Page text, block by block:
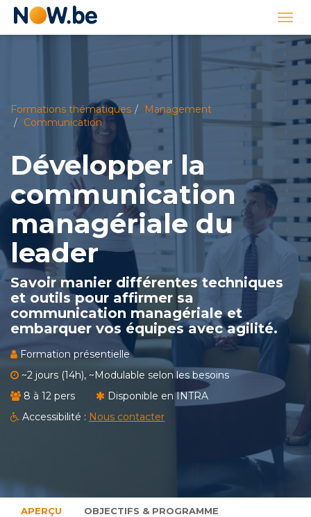
Lien
Formations thématiques
Management
Communication
Développer la
communication
managériale du
leader
Savoir manier différentes techniques
et outils pour affirmer sa
communication managériale et
embarquer vos équipes avec agilité.
Formation présentielle
~2 jours (14h), ~Modulable selon les besoins
8 à 12 pers
Disponible en INTRA
Accessibilité : Nous contacter
APERÇU OBJECTIFS & PROGRAMME